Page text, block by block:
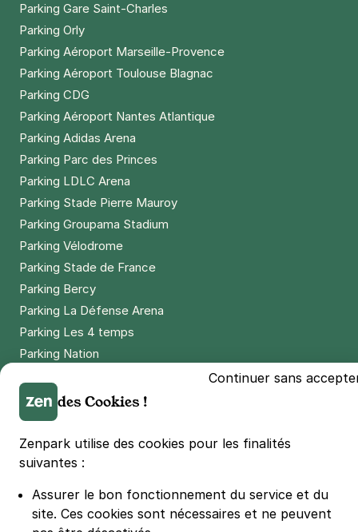
Parking Gare Saint-Charles
Parking Orly
Parking Aéroport Marseille-Provence
Parking Aéroport Toulouse Blagnac
Parking CDG
Parking Aéroport Nantes Atlantique
Parking Adidas Arena
Parking Parc des Princes
Parking LDLC Arena
Parking Stade Pierre Mauroy
Parking Groupama Stadium
Parking Vélodrome
Parking Stade de France
Parking Bercy
Parking La Défense Arena
Parking Les 4 temps
Parking Nation
Parking Lille Grand Palais
Parking Euralille
Parking Casino Barrière Lille
🌍 Passer de 130 à 110 km/h sur autoroute réduit votre
#SeDéplacerMoinsPolluer
Continuer sans
des Cookies !
Zenpark utilise des cookies pour les finalités
suivantes :
Assurer le bon fonctionnement du service et du
site. Ces cookies sont nécessaires et ne peuvent